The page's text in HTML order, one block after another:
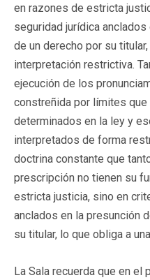
en razones de estricta
seguridad jurídica
de un derecho por su
interpretación restrictiva.
ejecución de los
constreñida por límites
determinados en la ley y
interpretados de forma
doctrina constante que
prescripción no tienen su
estricta justicia, sino en
anclados en la presunción
su titular, lo que obliga a
La Sala recuerda que en el